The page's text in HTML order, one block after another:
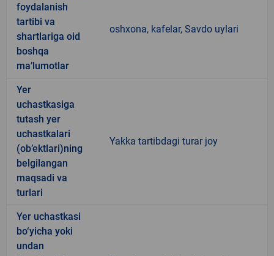
foydalanish
tartibi va
shartlariga oid
boshqa
ma’lumotlar
oshxona, kafelar, Savdo uylari
Yer
uchastkasiga
tutash yer
uchastkalari
(ob’ektlari)ning
belgilangan
maqsadi va
turlari
Yakka tartibdagi turar joy
Yer uchastkasi
bo‘yicha yoki
undan